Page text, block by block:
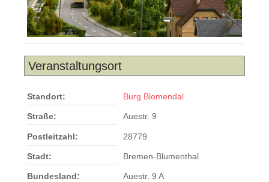
Veranstaltungsort
Standort: Burg Blomendal
Straße: Auestr. 9
Postleitzahl: 28779
Stadt: Bremen-Blumenthal
Bundesland: Auestr. 9 A